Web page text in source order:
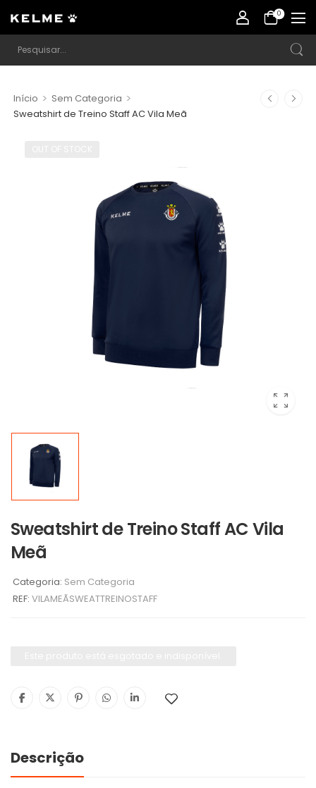
0
Início > Sem Categoria >
Sweatshirt de Treino Staff AC Vila Meã
Sweatshirt de Treino Staff AC Vila
Meã
Categoria: Sem Categoria
REF: VILAMEÃSWEATTREINOSTAFF
Descrição